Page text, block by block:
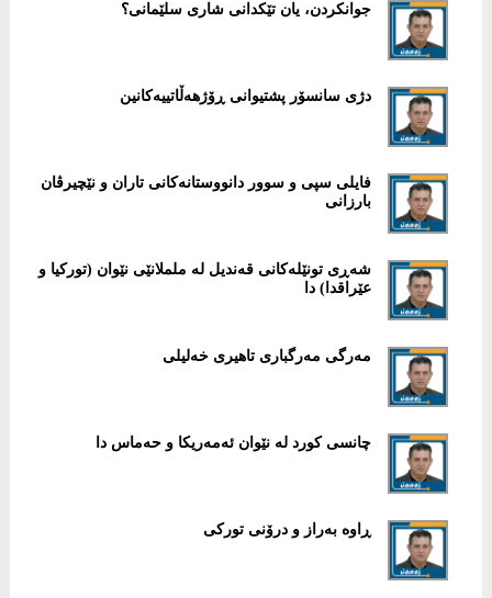
جوانکردن، یان تێکدانى شارى سلێمانى؟
دژى سانسۆر پشتیوانی ڕۆژهەڵاتییەكانین
فایلی سپی و سوور دانووستانەكانی تاران و نێچیرڤان
بارزانی
شەڕی تونێلەكانی قەندیل لە ململانێی نێوان (توركیا و
عێراقدا) دا
مەرگى مەرگبارى تاهیرى خەلیلى
چانسی كورد لە نێوان ئەمەریكا و حەماس دا
ڕاوە بەراز و درۆنى تورکى